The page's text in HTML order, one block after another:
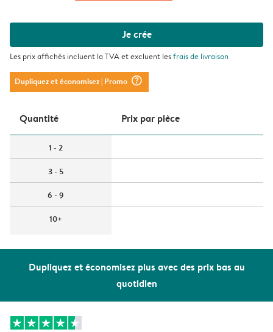
Dupliquez et économisez plus avec des prix bas au
quotidien
Je crée
Les prix affichés incluent la TVA et excluent lesfrais de livraison
Dupliquez et économisez| Promo question_mark_circle
Quantité Prix ​​par pièce
1 - 2
3 - 5
6 - 9
10+